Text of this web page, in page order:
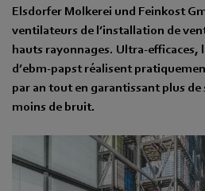
Elsdorfer Molkerei und Feinkost
ventilateurs de l’installation de
hauts rayonnages. Ultra-efficaces,
d’ebm-papst réalisent
par an tout en garantissant plus
moins de bruit.